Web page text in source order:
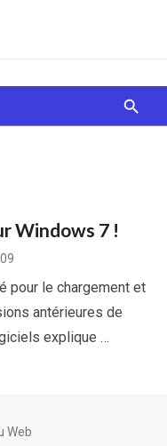
de chocolats… On
va tomber !
Windows 7 !
pour le chargement et
antérieures de
explique …
Web